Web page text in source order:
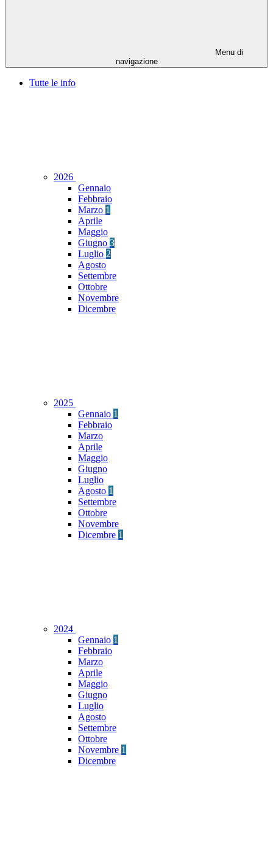
Menu di
navigazione
Tutte le info
2026
Gennaio
Febbraio
Marzo 1
Aprile
Maggio
Giugno 3
Luglio 2
Agosto
Settembre
Ottobre
Novembre
Dicembre
2025
Gennaio 1
Febbraio
Marzo
Aprile
Maggio
Giugno
Luglio
Agosto 1
Settembre
Ottobre
Novembre
Dicembre 1
2024
Gennaio 1
Febbraio
Marzo
Aprile
Maggio
Giugno
Luglio
Agosto
Settembre
Ottobre
Novembre 1
Dicembre